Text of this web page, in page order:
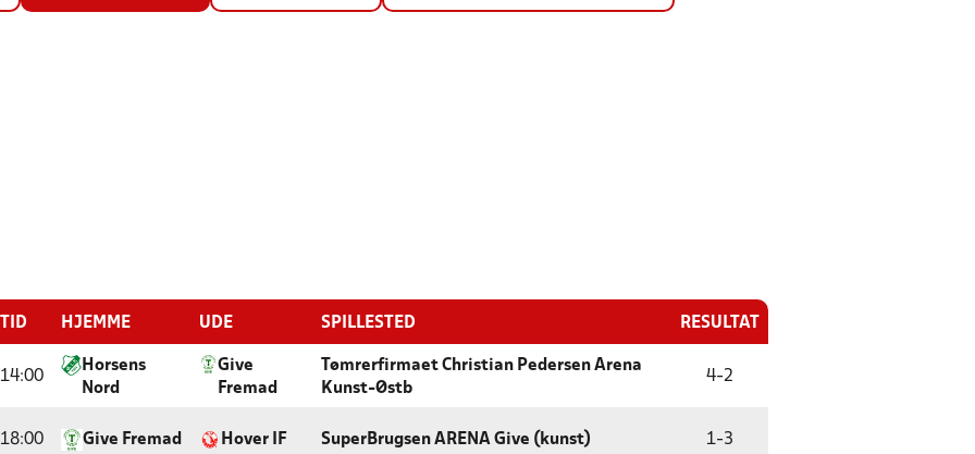
TID HJEMME UDE SPILLESTED RESULTAT
14:00
Horsens
Nord
Give
Fremad
Tømrerfirmaet Christian Pedersen Arena
Kunst-Østb
4-2
18:00 Give Fremad Hover IF SuperBrugsen ARENA Give (kunst) 1-3